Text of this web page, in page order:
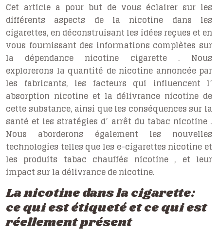
Cet article a pour but de vous éclairer sur les
différents aspects de la nicotine dans les
cigarettes, en déconstruisant les idées reçues et en
vous fournissant des informations complètes sur
la dépendance nicotine cigarette . Nous
explorerons la quantité de nicotine annoncée par
les fabricants, les facteurs qui influencent l’
absorption nicotine et la délivrance nicotine de
cette substance, ainsi que les conséquences sur la
santé et les stratégies d’ arrêt du tabac nicotine .
Nous aborderons également les nouvelles
technologies telles que les e-cigarettes nicotine et
les produits tabac chauffés nicotine , et leur
impact sur la délivrance de nicotine.
La nicotine dans la cigarette:
ce qui est étiqueté et ce qui est
réellement présent